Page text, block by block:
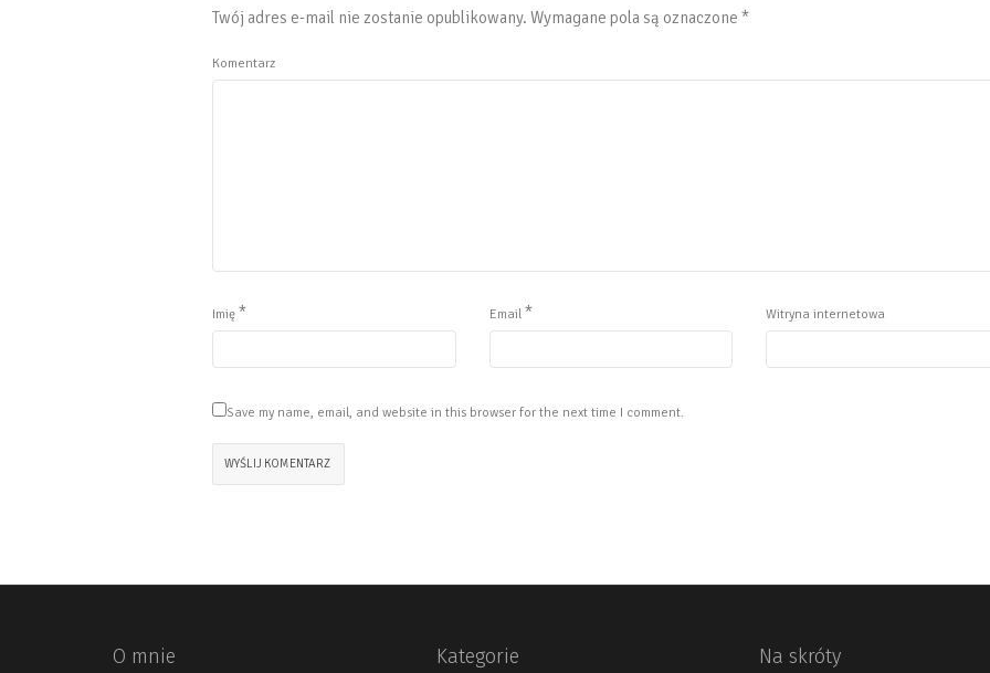
Twój adres e-mail nie zostanie opublikowany. Wymagane pola są oznaczone *
Komentarz
Imię * Email * Witryna internetowa
Save my name, email, and website in this browser for the next time I comment.
O mnie Kategorie Na skróty